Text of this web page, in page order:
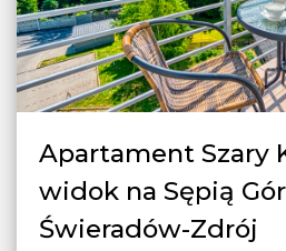
Apartament Szary
widok na Sępią
Świeradów-Zdrój